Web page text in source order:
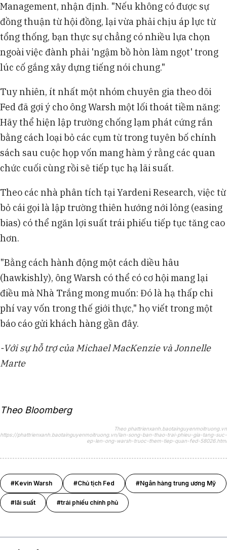
Management, nhận định. "Nếu không có được sự
đồng thuận từ hội đồng, lại vừa phải chịu áp lực từ
tổng thống, bạn thực sự chẳng có nhiều lựa chọn
ngoài việc đành phải 'ngậm bồ hòn làm ngọt' trong
lúc cố gắng xây dựng tiếng nói chung."
Tuy nhiên, ít nhất một nhóm chuyên gia theo dõi
Fed đã gợi ý cho ông Warsh một lối thoát tiềm năng:
Hãy thể hiện lập trường chống lạm phát cứng rắn
bằng cách loại bỏ các cụm từ trong tuyên bố chính
sách sau cuộc họp vốn mang hàm ý rằng các quan
chức cuối cùng rồi sẽ tiếp tục hạ lãi suất.
Theo các nhà phân tích tại Yardeni Research, việc từ
bỏ cái gọi là lập trường thiên hướng nới lỏng (easing
bias) có thể ngăn lợi suất trái phiếu tiếp tục tăng cao
hơn.
"Bằng cách hành động một cách diều hâu
(hawkishly), ông Warsh có thể có cơ hội mang lại
điều mà Nhà Trắng mong muốn: Đó là hạ thấp chi
phí vay vốn trong thế giới thực," họ viết trong một
báo cáo gửi khách hàng gần đây.
-Với sự hỗ trợ của Michael MacKenzie và Jonnelle
Marte
Theo Bloomberg
Theo phattrienxanh.baotainguyenmoitruong.vn
https://phattrienxanh.baotainguyenmoitruong.vn/lan-song-ban-thao-trai-phieu-gia-tang-suc-
ep-len-ong-warsh-truoc-them-tiep-quan-fed-58026.html
#Kevin Warsh #Chủ tịch Fed #Ngân hàng trung ương Mỹ
#lãi suất #trái phiếu chính phủ